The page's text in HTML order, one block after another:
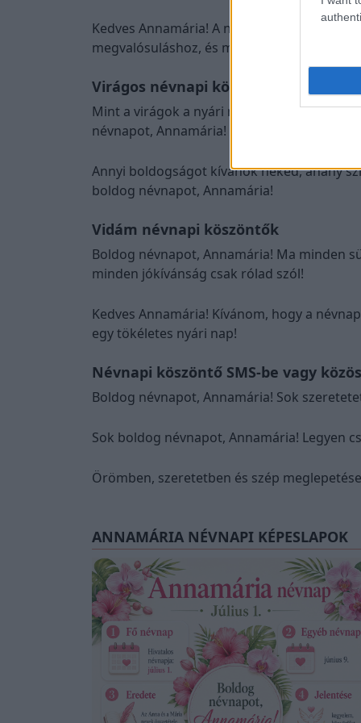
Kedves Annamária! A névnapod
megvalósuláshoz, és mindig legyen
Virágos névnapi köszöntők
Mint a virágok a nyári napsütésben, úgy
névnapot, Annamária!
Annyi boldogságot kívánok neked, ahány
boldog névnapot, Annamária!
Vidám névnapi köszöntők
Boldog névnapot, Annamária! Ma minden
minden jókívánság csak rólad szól!
Kedves Annamária! Kívánom, hogy a
egy tökéletes nyári nap!
Névnapi köszöntő SMS-be vagy
Boldog névnapot, Annamária! Sok
Sok boldog névnapot, Annamária! Legyen
Örömben, szeretetben és szép
ANNAMÁRIA NÉVNAPI KÉPESLAPOK